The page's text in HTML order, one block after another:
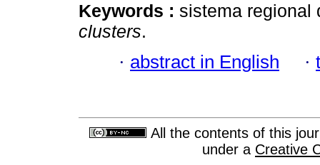
Keywords : sistema regional
clusters.
· abstract in English ·
All the contents of this
under a Creative